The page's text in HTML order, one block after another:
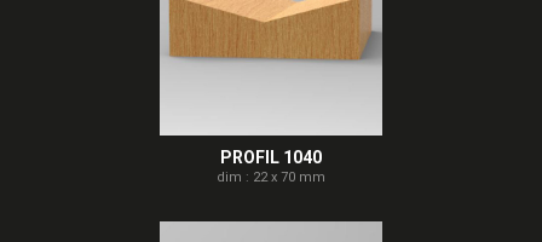
PROFIL 1040
dim : 22 x 70 mm